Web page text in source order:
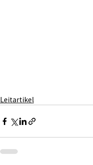
Leitartikel